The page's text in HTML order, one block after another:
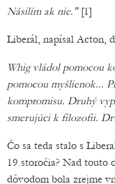
Násilím ak nie."[1]
Liberál, napísal Acton,
Whig vládol pomocou
pomocou myšlienok...
kompromisu. Druhý
smerujúci k filozofii.
Čo sa teda stalo s
19.storočia? Nad touto
dôvodom bola zrejme